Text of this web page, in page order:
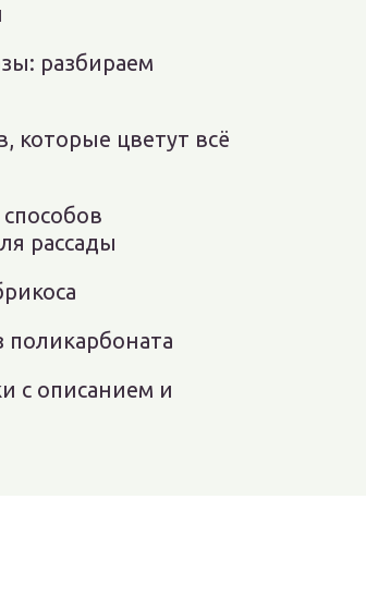
разбираем
которые цветут всё
рассады
с описанием и